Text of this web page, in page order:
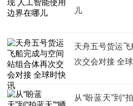
儿
天舟五号货运
次交会对接 全
从“盼蓝天”到“